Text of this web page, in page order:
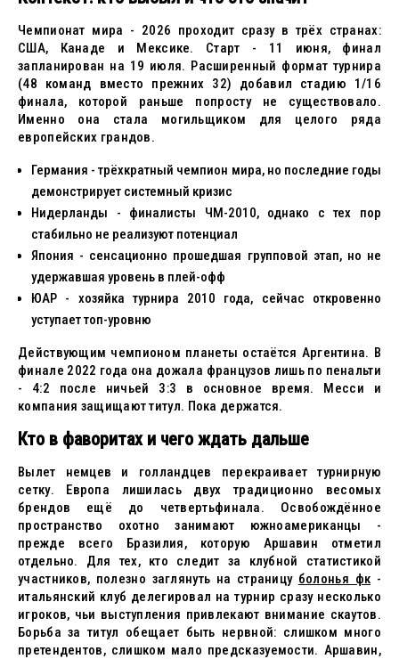
Чемпионат мира - 2026 проходит сразу в трёх странах:
США, Канаде и Мексике. Старт - 11 июня, финал
запланирован на 19 июля. Расширенный формат турнира
(48 команд вместо прежних 32) добавил стадию 1/16
финала, которой раньше попросту не существовало.
Именно она стала могильщиком для целого ряда
европейских грандов.
Германия - трёхкратный чемпион мира, но последние годы
демонстрирует системный кризис
Нидерланды - финалисты ЧМ-2010, однако с тех пор
стабильно не реализуют потенциал
Япония - сенсационно прошедшая групповой этап, но не
удержавшая уровень в плей-офф
ЮАР - хозяйка турнира 2010 года, сейчас откровенно
уступает топ-уровню
Действующим чемпионом планеты остаётся Аргентина. В
финале 2022 года она дожала французов лишь по пенальти
- 4:2 после ничьей 3:3 в основное время. Месси и
компания защищают титул. Пока держатся.
Кто в фаворитах и чего ждать дальше
Вылет немцев и голландцев перекраивает турнирную
сетку. Европа лишилась двух традиционно весомых
брендов ещё до четвертьфинала. Освобождённое
пространство охотно занимают южноамериканцы -
прежде всего Бразилия, которую Аршавин отметил
отдельно. Для тех, кто следит за клубной статистикой
участников, полезно заглянуть на страницу болонья фк -
итальянский клуб делегировал на турнир сразу несколько
игроков, чьи выступления привлекают внимание скаутов.
Борьба за титул обещает быть нервной: слишком много
претендентов, слишком мало предсказуемости. Аршавин,